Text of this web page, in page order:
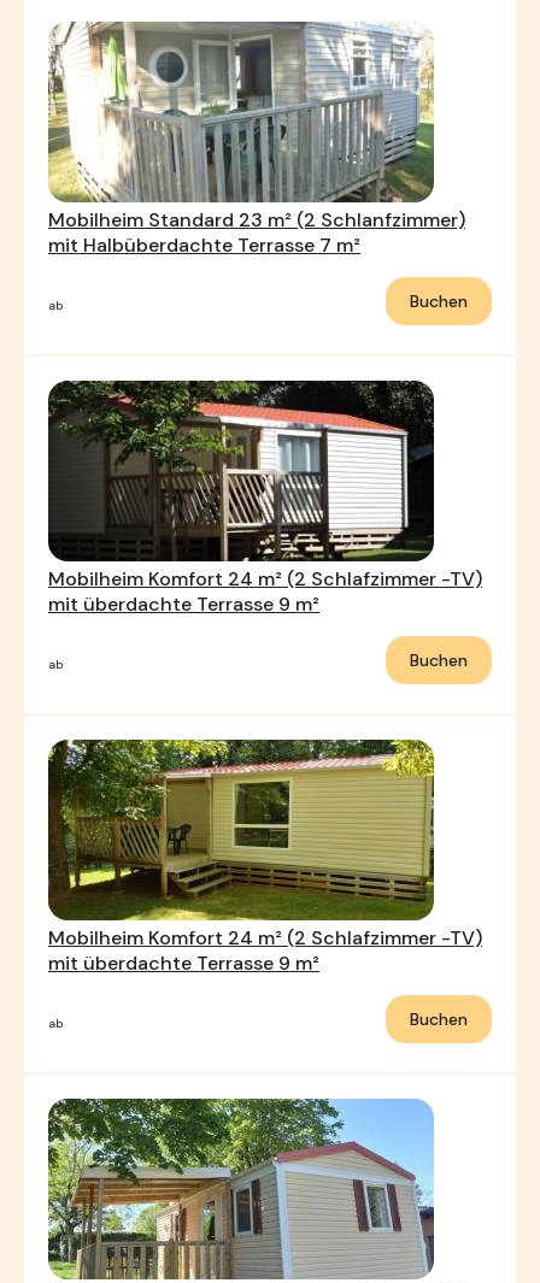
Mobilheim Standard 23 m² (2 Schlanfzimmer)
mit Halbüberdachte Terrasse 7 m²
ab Buchen
Mobilheim Komfort 24 m² (2 Schlafzimmer -TV)
mit überdachte Terrasse 9 m²
ab Buchen
Mobilheim Komfort 24 m² (2 Schlafzimmer -TV)
mit überdachte Terrasse 9 m²
ab Buchen